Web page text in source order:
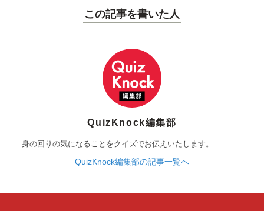
この記事を書いた人
QuizKnock編集部
身の回りの気になることをクイズでお伝えいたします。
QuizKnock編集部の記事一覧へ